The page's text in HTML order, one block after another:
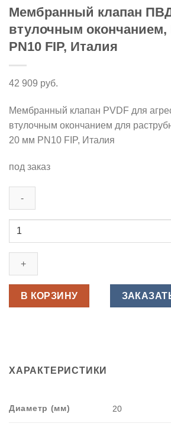
Мембранный клапан
втулочным окончанием,
PN10 FIP, Италия
42 909 руб.
Мембранный клапан PVDF для
втулочным окончанием для
20 мм PN10 FIP, Италия
под заказ
Количество
Мембранный
клапан
втулочным
мм
Италия
В КОРЗИНУ
ХАРАКТЕРИСТИКИ
Диаметр (мм) 20